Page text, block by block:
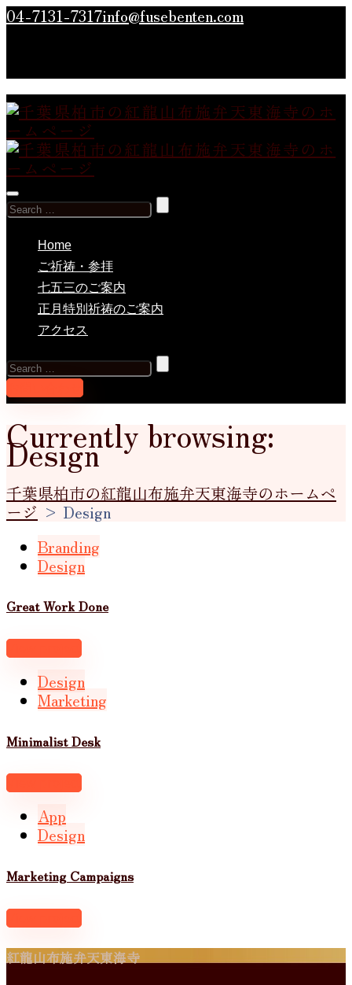
04-7131-7317info@fusebenten.com
Search
for:
Home
ご祈祷・参拝
七五三のご案内
正月特別祈祷のご案内
アクセス
Search
for:
Currently browsing:
Design
千葉県柏市の紅龍山布施弁天東海寺のホームペ
ージ > Design
Branding
Design
Great Work Done
Design
Marketing
Minimalist Desk
App
Design
Marketing Campaigns
紅龍山布施弁天東海寺